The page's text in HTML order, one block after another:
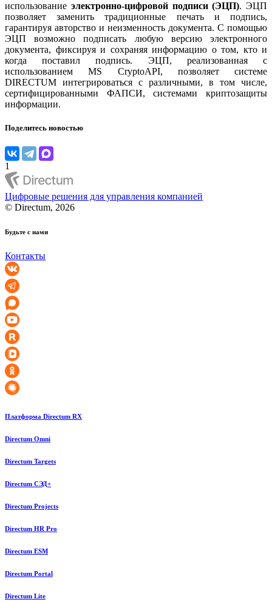
использование электронно-цифровой подписи (ЭЦП). ЭЦП
позволяет заменить традиционные печать и подпись,
гарантируя авторство и неизменность документа. С помощью
ЭЦП возможно подписать любую версию электронного
документа, фиксируя и сохраняя информацию о том, кто и
когда поставил подпись. ЭЦП, реализованная с
использованием MS CryptoAPI, позволяет системе
DIRECTUM интегрироваться с различными, в том числе,
сертифицированными ФАПСИ, системами криптозащиты
информации.
Поделитесь новостью
1
Цифровые решения для управления компанией
© Directum, 2026
Будьте с нами
Контакты
Платформа Directum RX
Directum Omni
Directum Targets
Directum СЭД+
Directum Projects
Directum HR Pro
Directum ESM
Directum Portal
Directum Lite